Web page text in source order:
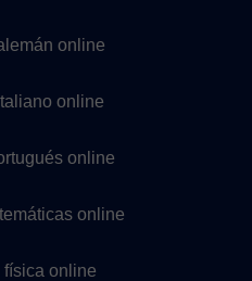
online
online
online
online
física online